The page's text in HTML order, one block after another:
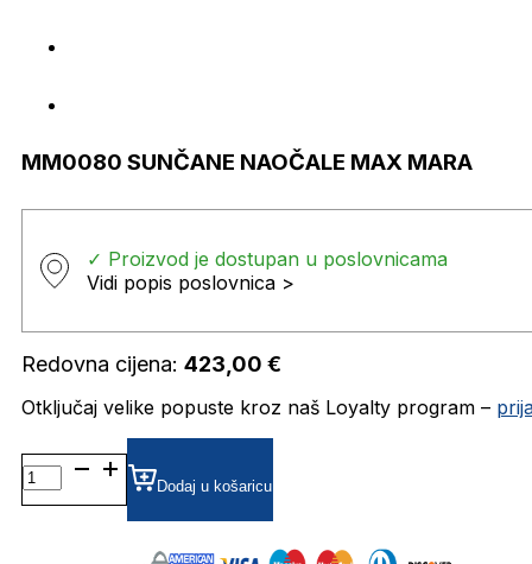
MM0080 SUNČANE NAOČALE MAX MARA
✓ Proizvod je dostupan u poslovnicama
Vidi popis poslovnica >
Redovna cijena: 423,00 €
Otključaj velike popuste kroz naš Loyalty program –
MM0080 SUNČANE
NAOČALE
MAX
Dodaj u košaricu